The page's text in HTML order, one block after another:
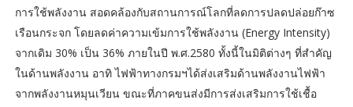
การใช้พลังงาน สอดคล้องกับสถานการณ์โลกที่ลดการปลดปล่อยก๊าซ
เรือนกระจก โดยลดค่าความเข้มการใช้พลังงาน (Energy Intensity)
จากเดิม 30% เป็น 36% ภายในปี พ.ศ.2580 ทั้งนี้ในมิติต่างๆ ที่สำคัญ
ในด้านพลังงาน อาทิ ไฟฟ้าทางกรมฯได้ส่งเสริมด้านพลังงานไฟฟ้า
จากพลังงานหมุนเวียน ขณะที่ภาคขนส่งมีการส่งเสริมการใช้เชื้อ